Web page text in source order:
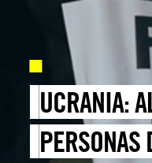
UCRANIA:
PERSONAS